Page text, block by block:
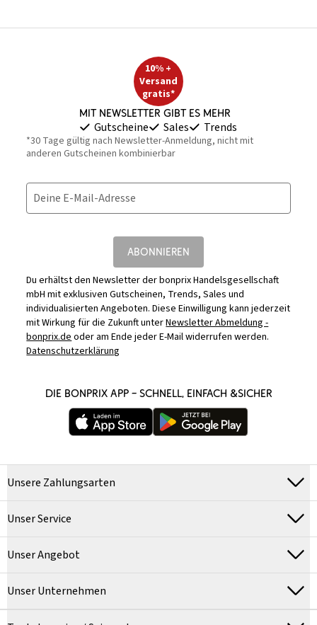
10% +
Versand
gratis*
Mit Newsletter gibt es mehr
Gutscheine Sales Trends
*30 Tage gültig nach Newsletter-Anmeldung, nicht mit
anderen Gutscheinen kombinierbar
Deine E-Mail-Adresse
ABONNIEREN
Du erhältst den Newsletter der bonprix Handelsgesellschaft
mbH mit exklusiven Gutscheinen, Trends, Sales und
individualisierten Angeboten. Diese Einwilligung kann jederzeit
mit Wirkung für die Zukunft unterNewsletter Abmeldung -
bonprix.deoder am Ende jeder E-Mail widerrufen werden.
Datenschutzerklärung
DIE BONPRIX APP – SCHNELL, EINFACH &SICHER
Unsere Zahlungsarten
Unser Service
Unser Angebot
Unser Unternehmen